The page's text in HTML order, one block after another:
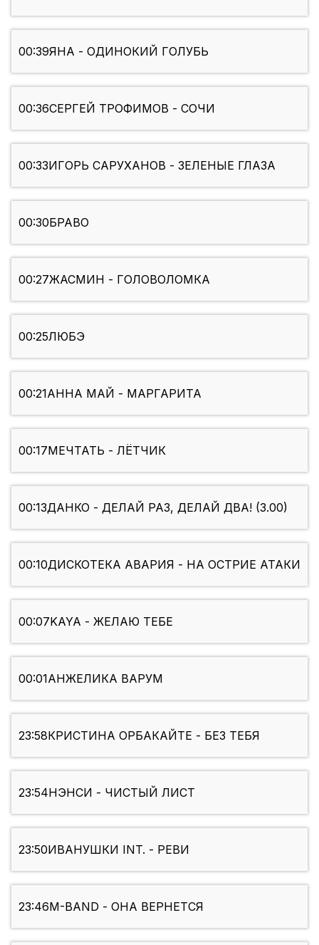
00:39ЯНА - ОДИНОКИЙ ГОЛУБЬ
00:36СЕРГЕЙ ТРОФИМОВ - СОЧИ
00:33ИГОРЬ САРУХАНОВ - ЗЕЛЕНЫЕ ГЛАЗА
00:30БРАВО
00:27ЖАСМИН - ГОЛОВОЛОМКА
00:25ЛЮБЭ
00:21АННА МАЙ - МАРГАРИТА
00:17МЕЧТАТЬ - ЛЁТЧИК
00:13ДАНКО - ДЕЛАЙ РАЗ, ДЕЛАЙ ДВА! (3.00)
00:10ДИСКОТЕКА АВАРИЯ - НА ОСТРИЕ АТАКИ
00:07KAYA - ЖЕЛАЮ ТЕБЕ
00:01АНЖЕЛИКА ВАРУМ
23:58КРИСТИНА ОРБАКАЙТЕ - БЕЗ ТЕБЯ
23:54НЭНСИ - ЧИСТЫЙ ЛИСТ
23:50ИВАНУШКИ INT. - РЕВИ
23:46M-BAND - ОНА ВЕРНЕТСЯ